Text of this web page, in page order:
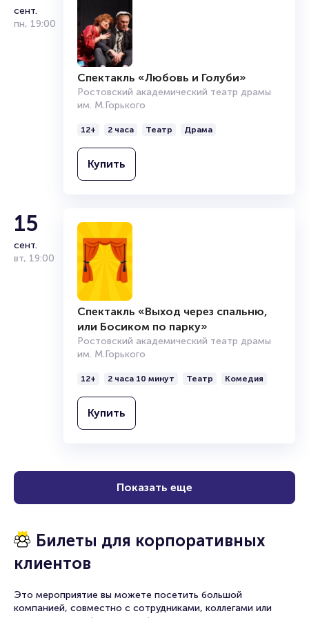
сент.
пн, 19:00
Спектакль «Любовь и Голуби»
Ростовский академический театр драмы
им. М.Горького
12+ 2 часа Театр Драма
Купить
15
сент.
вт, 19:00
Спектакль «Выход через спальню,
или Босиком по парку»
Ростовский академический театр драмы
им. М.Горького
12+ 2 часа 10 минут Театр Комедия
Купить
Показать еще
Билеты для корпоративных
клиентов
Это мероприятие вы можете посетить большой
компанией, совместно с сотрудниками, коллегами или